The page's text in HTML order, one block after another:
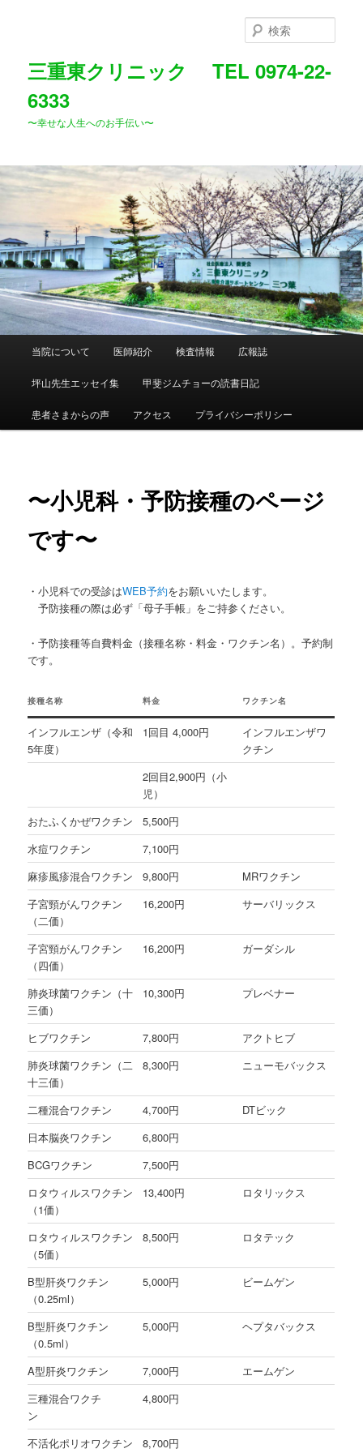
移
動
三重東クリニック TEL 0974-22-
6333
〜幸せな人生へのお手伝い〜
索
ュ
当院について 医師紹介 検査情報 広報誌
坪山先生エッセイ集 甲斐ジムチョーの読書日記
患者さまからの声 アクセス プライバシーポリシー
〜小児科・予防接種のページ
です〜
・小児科での受診はWEB予約をお願いいたします。
予防接種の際は必ず「母子手帳」をご持参ください。
・予防接種等自費料金（接種名称・料金・ワクチン名）。予約制
です。
接種名称 料金 ワクチン名
インフルエンザ（令和
5年度）
1回目 4,000円
インフルエンザワ
クチン
2回目2,900円（小
児）
おたふくかぜワクチン
5,500円
水痘ワクチン
7,100円
麻疹風疹混合ワクチン
9,800円
MRワクチン
子宮頸がんワクチン
（二価）
16,200円 サーバリックス
子宮頸がんワクチン
（四価）
16,200円 ガーダシル
肺炎球菌ワクチン（十
三価）
10,300円 プレベナー
ヒブワクチン 7,800円
アクトヒブ
肺炎球菌ワクチン（二
十三価）
8,300円 ニューモバックス
二種混合ワクチン 4,700円
DTビック
日本脳炎ワクチン
6,800円
BCGワクチン
7,500円
ロタウィルスワクチン
（1価）
13,400円 ロタリックス
ロタウィルスワクチン
（5価）
8,500円 ロタテック
B型肝炎ワクチン
（0.25ml）
5,000円 ビームゲン
B型肝炎ワクチン
（0.5ml）
5,000円 ヘプタバックス
A型肝炎ワクチン 7,000円
エームゲン
三種混合ワクチ
ン
4,800円
不活化ポリオワクチン 8,700円